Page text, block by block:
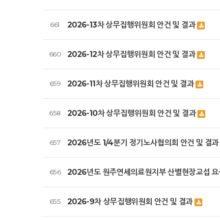
661 2026-13차 상무집행위원회 안건 및 결과
660 2026-12차 상무집행위원회 안건 및 결과
659 2026-11차 상무집행위원회 안건 및 결과
658 2026-10차 상무집행위원회 안건 및 결과
657 2026년도 1/4분기 정기노사협의회 안건 및 결과
656 2026년도 원주연세의료원지부 산별현장교섭
655 2026-9차 상무집행위원회 안건 및 결과